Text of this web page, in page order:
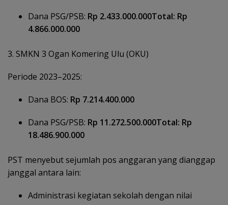
Dana PSG/PSB: Rp 2.433.000.000Total: Rp
4.866.000.000
3. SMKN 3 Ogan Komering Ulu (OKU)
Periode 2023–2025:
Dana BOS: Rp 7.214.400.000
Dana PSG/PSB: Rp 11.272.500.000Total: Rp
18.486.900.000
PST menyebut sejumlah pos anggaran yang dianggap
janggal antara lain:
Administrasi kegiatan sekolah dengan nilai